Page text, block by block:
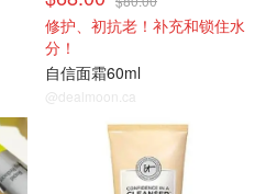
修护、初抗老！补充和锁住水
分！
自信面霜60ml
@dealmoon.ca